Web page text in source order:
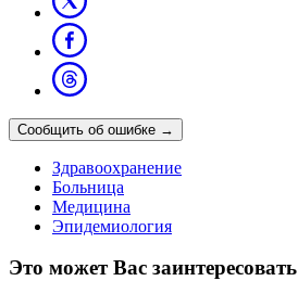
Сообщить об ошибке →
Здравоохранение
Больница
Медицина
Эпидемиология
Это может Вас заинтересовать